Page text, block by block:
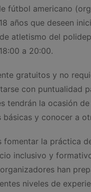
fútbol americano
años que deseen
atletismo del
a 20:00.
gratuitos y no
con puntualidad
tendrán la ocasión
y conocer a
fomentar la práctica
inclusivo y
han
niveles de